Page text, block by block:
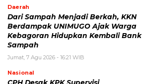
Daerah
Dari Sampah Menjadi Berkah, KKN
Berdampak UNIMUGO Ajak Warga
Kebagoran Hidupkan Kembali Bank
Sampah
Jumat, 7 Agu 2026 - 16:21 WIB
Nasional